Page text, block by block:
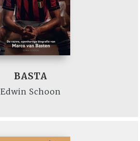
BASTA
Edwin Schoon